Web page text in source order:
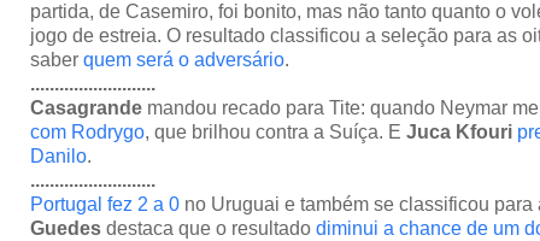
partida, de Casemiro, foi bonito, mas não tanto quanto o
jogo de estreia. O resultado classificou a seleção para as
saber quem será o adversário.
..........................
Casagrande mandou recado para Tite: quando Neymar
com Rodrygo, que brilhou contra a Suíça. E Juca Kfouri
Danilo.
..........................
Portugal fez 2 a 0 no Uruguai e também se classificou
Guedes destaca que o resultado diminui a chance de um